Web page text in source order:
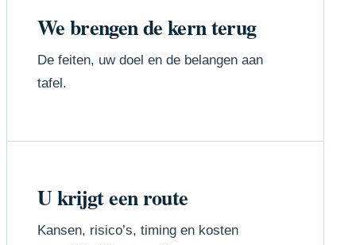
We brengen de kern terug
De feiten, uw doel en de belangen aan
tafel.
U krijgt een route
Kansen, risico’s, timing en kosten